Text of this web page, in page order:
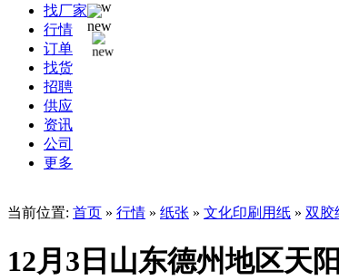
找厂家
行情
订单
找货
招聘
供应
资讯
公司
更多
当前位置: 首页 » 行情 » 纸张 » 文化印刷用纸 » 双胶
12月3日山东德州地区天